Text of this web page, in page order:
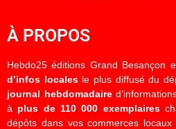
À PROPOS
Hebdo25 éditions Grand Besançon
d’infos localesle plus diffusé du
journal hebdomadaire
à plus de 110 000 exemplaires
dépôts dans vos commerces